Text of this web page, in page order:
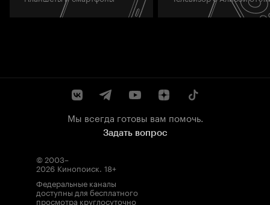
Мы всегда готовы вам помочь.
Задать вопрос
© 2003–
2026 Кинопоиск. 18+
Федеральные каналы
доступны для бесплатного
просмотра круглосуточно